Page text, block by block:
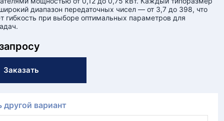
диапазон передаточных чисел — от 3,7 до 398, что
гибкость при выборе оптимальных параметров для
Заказать
вариант